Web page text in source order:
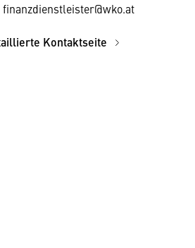
finanzdienstleister@wko.at
Kontaktseite